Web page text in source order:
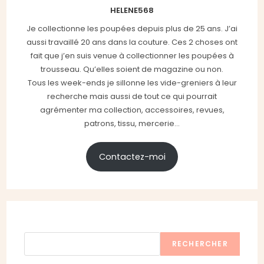
HELENE568
Je collectionne les poupées depuis plus de 25 ans. J’ai
aussi travaillé 20 ans dans la couture. Ces 2 choses ont
fait que j’en suis venue à collectionner les poupées à
trousseau. Qu’elles soient de magazine ou non.
Tous les week-ends je sillonne les vide-greniers à leur
recherche mais aussi de tout ce qui pourrait
agrémenter ma collection, accessoires, revues,
patrons, tissu, mercerie...
Contactez-moi
RECHERCHER